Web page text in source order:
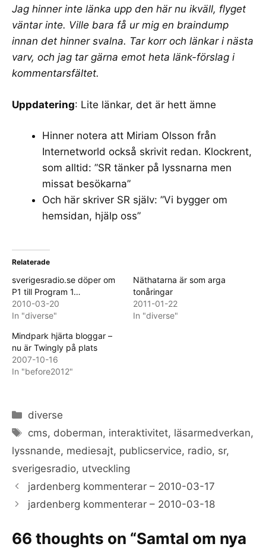
Jag hinner inte länka upp den här nu ikväll, flyget
väntar inte. Ville bara få ur mig en braindump
innan det hinner svalna. Tar korr och länkar i nästa
varv, och jag tar gärna emot heta länk-förslag i
kommentarsfältet.
Uppdatering: Lite länkar, det är hett ämne
Hinner notera att Miriam Olsson från
Internetworld också skrivit redan. Klockrent,
som alltid: ”SR tänker på lyssnarna men
missat besökarna”
Och här skriver SR själv: ”Vi bygger om
hemsidan, hjälp oss”
Relaterade
sverigesradio.se döper om
P1 till Program 1…
2010-03-20
In "diverse"
Näthatarna är som arga
tonåringar
2011-01-22
In "diverse"
Mindpark hjärta bloggar –
nu är Twingly på plats
2007-10-16
In "before2012"
Categories
diverse
Tags
cms, doberman, interaktivitet, läsarmedverkan,
lyssnande, mediesajt, publicservice, radio, sr,
sverigesradio, utveckling
jardenberg kommenterar – 2010-03-17
jardenberg kommenterar – 2010-03-18
66 thoughts on “Samtal om nya